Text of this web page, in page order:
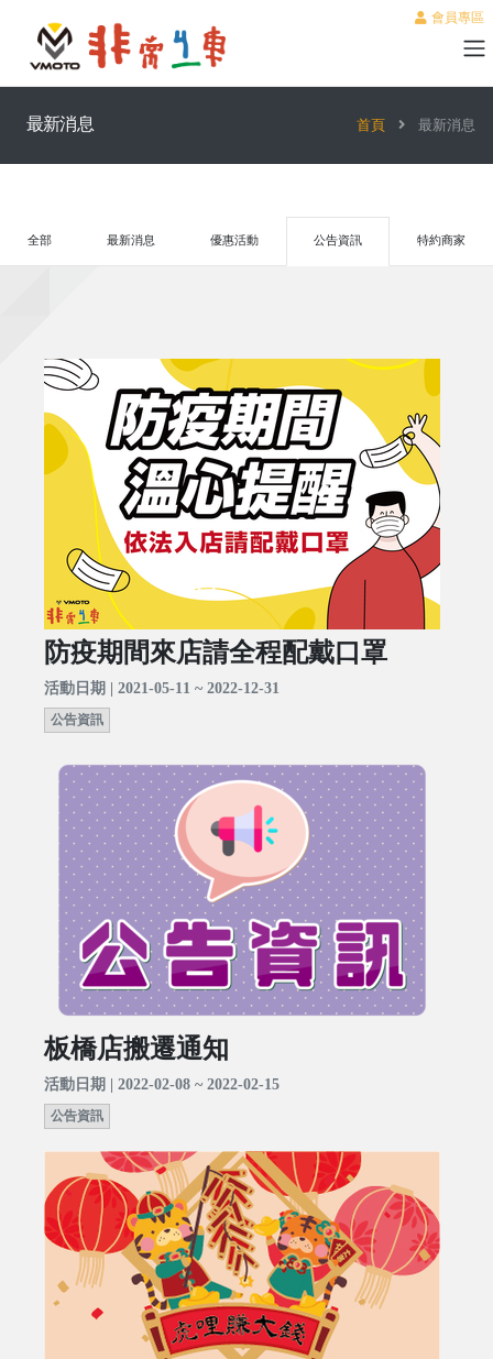
會員專區
最新消息 首頁 最新消息
全部 最新消息 優惠活動 公告資訊 特約商家
防疫期間來店請全程配戴口罩
活動日期 | 2021-05-11 ~ 2022-12-31
公告資訊
板橋店搬遷通知
活動日期 | 2022-02-08 ~ 2022-02-15
公告資訊